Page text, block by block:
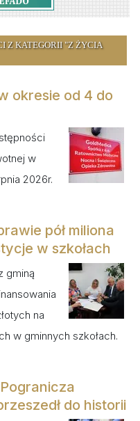
Z KATEGORII "Z ŻYCIA
okresie od 4 do
w
2026r.
pół miliona
w szkołach
gminą
na
w gminnych szkołach.
do historii